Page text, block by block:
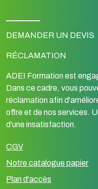
DEMANDER UN DEVIS
RÉCLAMATION
ADEI Formation est
Dans ce cadre, vous
réclamation afin
offre et de nos services.
d'une insatisfaction.
CGV
Notre catalogue papier
Plan d'accès